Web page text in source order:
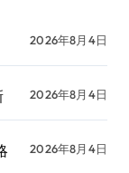
2026年8月4日
2026年8月4日
2026年8月4日